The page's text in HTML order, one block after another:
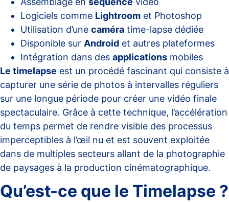
Logiciels comme Lightroom et Photoshop
Utilisation d’une caméra time-lapse dédiée
Disponible sur Android et autres plateformes
Intégration dans des applications mobiles
Le timelapse est un procédé fascinant qui consiste à
capturer une série de photos à intervalles réguliers
sur une longue période pour créer une vidéo finale
spectaculaire. Grâce à cette technique, l’accélération
du temps permet de rendre visible des processus
imperceptibles à l’œil nu et est souvent exploitée
dans de multiples secteurs allant de la photographie
de paysages à la production cinématographique.
Qu’est-ce que le Timelapse ?